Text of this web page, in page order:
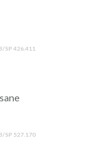
SP 426.411
SP 527.170